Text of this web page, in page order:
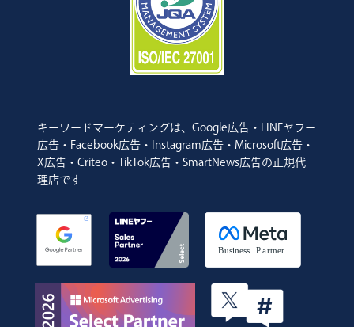
キーワードマーケティングは、Google広告・LINEヤフー
広告・Facebook広告・Instagram広告・Microsoft広告・
X広告・Criteo・TikTok広告・SmartNews広告の正規代
理店です